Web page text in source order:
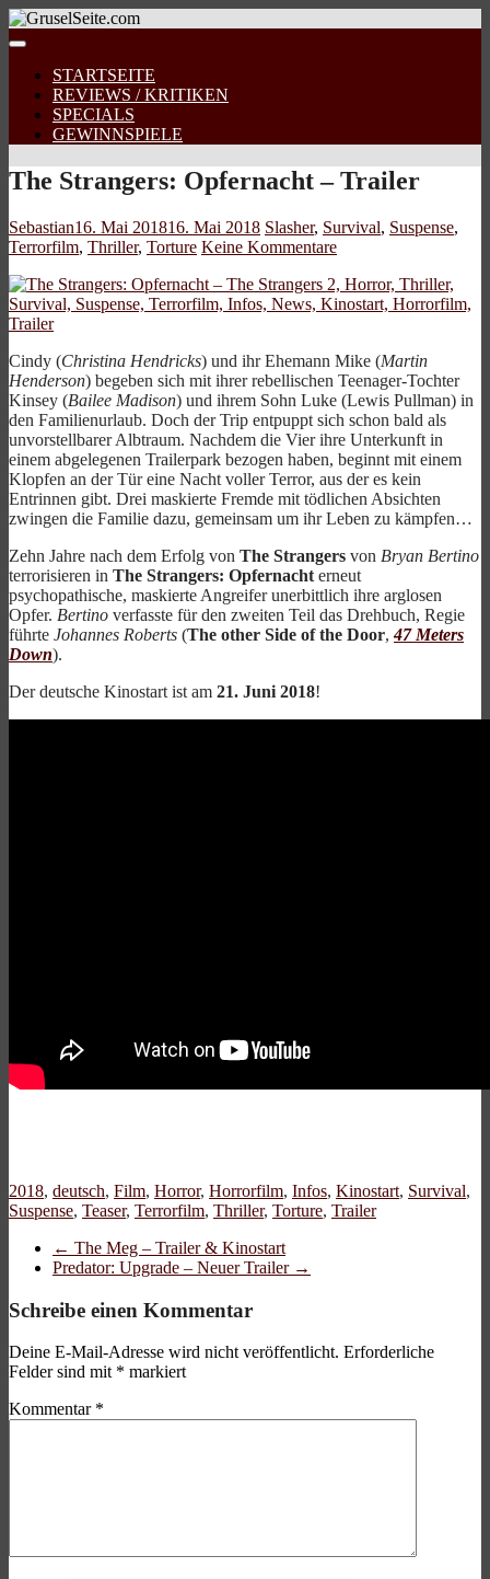
STARTSEITE
REVIEWS / KRITIKEN
SPECIALS
GEWINNSPIELE
The Strangers: Opfernacht – Trailer
Sebastian16. Mai 201816. Mai 2018 Slasher, Survival, Suspense,
Terrorfilm, Thriller, Torture Keine Kommentare
Cindy (Christina Hendricks) und ihr Ehemann Mike (Martin
Henderson) begeben sich mit ihrer rebellischen Teenager-Tochter
Kinsey (Bailee Madison) und ihrem Sohn Luke (Lewis Pullman) in
den Familienurlaub. Doch der Trip entpuppt sich schon bald als
unvorstellbarer Albtraum. Nachdem die Vier ihre Unterkunft in
einem abgelegenen Trailerpark bezogen haben, beginnt mit einem
Klopfen an der Tür eine Nacht voller Terror, aus der es kein
Entrinnen gibt. Drei maskierte Fremde mit tödlichen Absichten
zwingen die Familie dazu, gemeinsam um ihr Leben zu kämpfen…
Zehn Jahre nach dem Erfolg von The Strangers von Bryan Bertino
terrorisieren in The Strangers: Opfernacht erneut
psychopathische, maskierte Angreifer unerbittlich ihre arglosen
Opfer. Bertino verfasste für den zweiten Teil das Drehbuch, Regie
führte Johannes Roberts (The other Side of the Door,47 Meters
Down).
Der deutsche Kinostart ist am 21. Juni 2018!
2018, deutsch, Film, Horror, Horrorfilm, Infos, Kinostart, Survival,
Suspense, Teaser, Terrorfilm, Thriller, Torture, Trailer
← The Meg – Trailer & Kinostart
Predator: Upgrade – Neuer Trailer →
Schreibe einen Kommentar
Deine E-Mail-Adresse wird nicht veröffentlicht. Erforderliche
Felder sind mit * markiert
Kommentar *